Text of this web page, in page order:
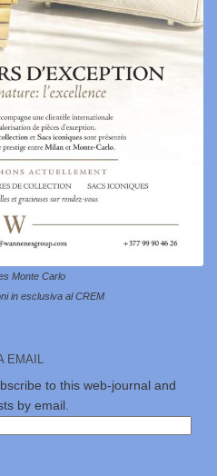
Monte Carlo
in esclusiva al CREM
EMAIL
to this web-journal and
by email.